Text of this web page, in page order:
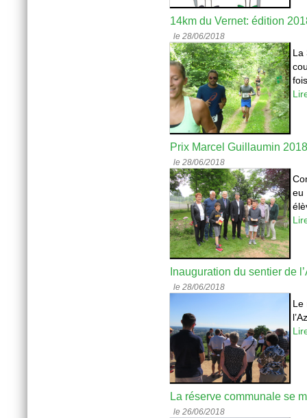
14km du Vernet: édition
le 28/06/2018
La
Prix Marcel Guillaumin
le 28/06/2018
eu
Inauguration du sentier de
le 28/06/2018
Le
La réserve communale se
le 26/06/2018